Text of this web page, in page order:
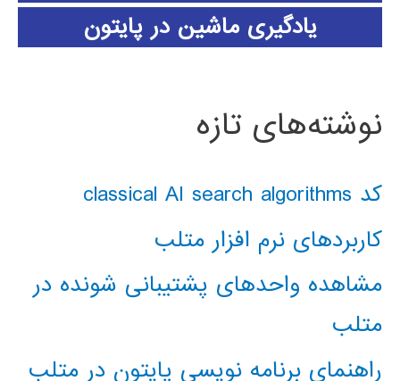
یادگیری ماشین در پایتون
نوشته‌های تازه
کد classical AI search algorithms
کاربردهای نرم افزار متلب
مشاهده واحدهای پشتیبانی شونده در
متلب
راهنمای برنامه نویسی پایتون در متلب